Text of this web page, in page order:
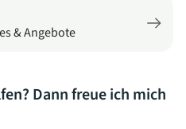
& Angebote
Dann freue ich mich